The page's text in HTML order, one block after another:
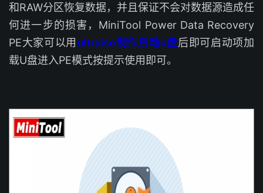
和RAW分区恢复数据，并且保证不会对数据源造成任
何进一步的损害，MiniTool Power Data Recovery
PE大家可以用 ultraiso制作启动u盘后即可启动项加
载U盘进入PE模式按提示使用即可。